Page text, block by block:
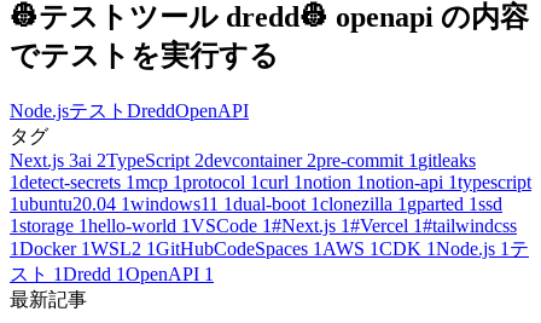
👷テストツール dredd👷 openapi の内容
でテストを実行する
Node.jsテスト DreddOpenAPI
タグ
Next.js 3ai 2TypeScript 2devcontainer 2pre-commit 1 gitleaks
1detect-secrets 1mcp 1protocol 1curl 1notion 1notion-api 1typescript
1ubuntu20.04 1windows11 1dual-boot 1clonezilla 1 gparted 1ssd
1storage 1hello-world 1VSCode 1#Next.js 1#Vercel 1#tailwindcss
1Docker 1WSL2 1GitHubCodeSpaces 1 AWS 1CDK 1Node.js 1 テ
スト 1Dredd 1OpenAPI 1
最新記事